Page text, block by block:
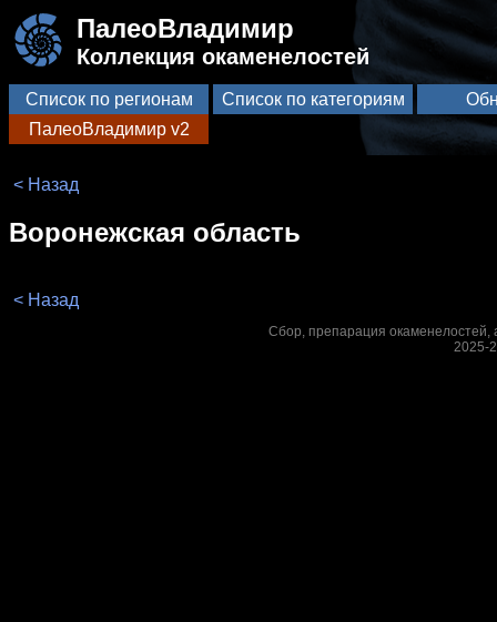
ПалеоВладимир
Коллекция окаменелостей
Список по регионам Список по категориям
ПалеоВладимир v2
< Назад
Воронежская область
< Назад
Сбор, препарация окаменелостей,
2025-